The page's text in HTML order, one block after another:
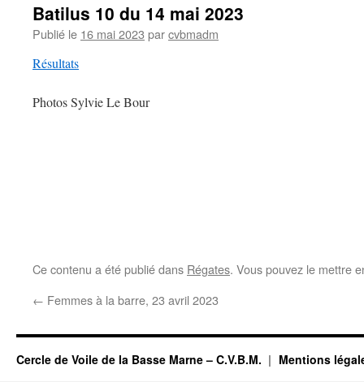
Batilus 10 du 14 mai 2023
Publié le 16 mai 2023 parcvbmadm
Résultats
Photos Sylvie Le Bour
Ce contenu a été publié dans Régates. Vous pouvez le mettre
← Femmes à la barre, 23 avril 2023
Cercle de Voile de la Basse Marne – C.V.B.M. Mentions